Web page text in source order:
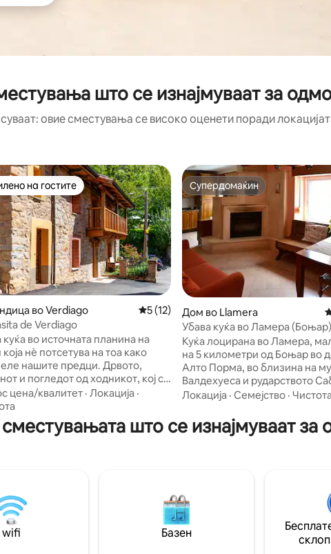
што се изнајмуваат за
овие сместувања се високо оценети поради
5 од 5, 32 рецензии
на гостите
на гостите
во Verdiago Просечна оцена: 5 од 5, 12 рецензии
5 (12)
de Verdiago
во источната планина на
нѐ потсетува на тоа како
нашите предци. Дрвото,
и погледот од ходникот, кој се
на врвот на селото, ни
да уживаме во
минатото Уживајте во
и модерната удобност за
понудиме уникатно доживување
на целата година.
цена/квалитет · Локација ·
Супердомаќин
Супердомаќин
Дом во Llamera
Убава куќа во Ламера
провинција Леон.
Куќа лоцирана во Ламера,
на 5 километри од Боњар во
Алто Порма, во близина на
Валдехуеса и рударството
40 минути, кое се граничи со
Зимската станица С.
де Инвиерно. Место каде што ќе се
подразбира, што обично
нема барови или
областа може да видите
животни: куче, мачка итн.
Локација · Семејство ·
што се изнајмуваат
wifi Базен